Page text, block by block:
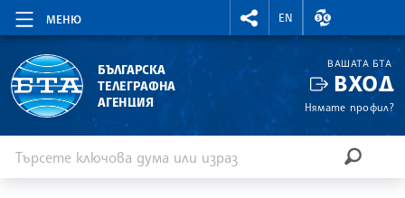
МЕНЮ
RIGHTMENU.SOCIAL
EN
ВАЛУТНИ
БЪЛГАРСКА
ТЕЛЕГРАФНА
АГЕНЦИЯ
ВАШАТА БТА
ВХОД
Нямате профил?